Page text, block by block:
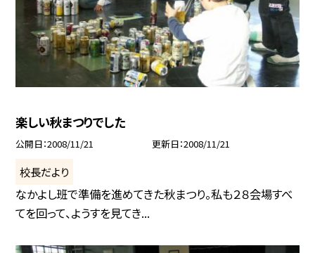
楽しい秋まつりでした
公開日 2008/11/21 更新日 2008/11/21
校長だより
なかよし班で準備を進めてきた秋まつり。私も２８会場すべ
てを回って、ようすを見てき...